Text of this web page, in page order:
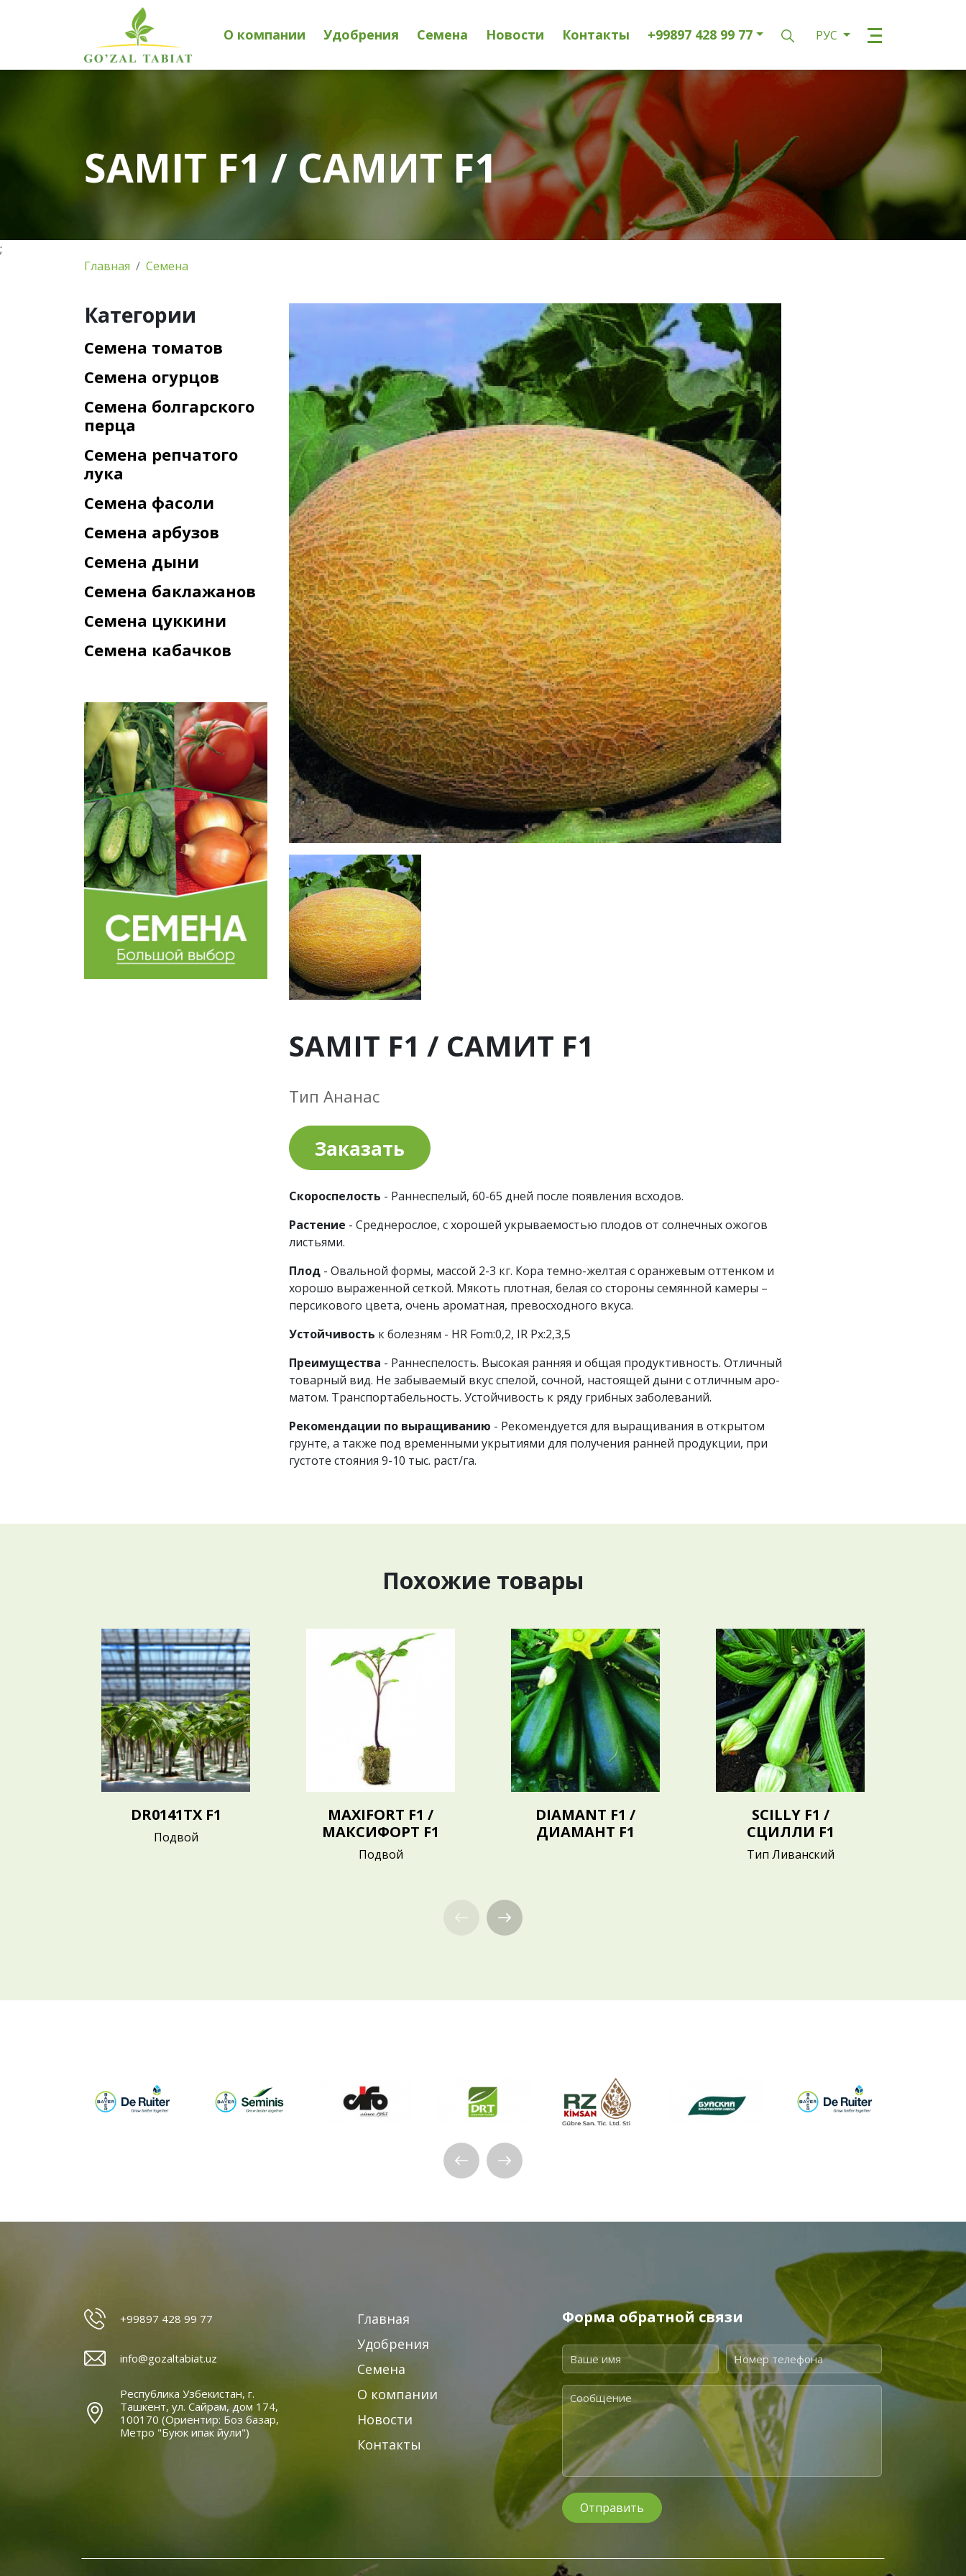
О компании Удобрения Семена Новости Контакты +99897 428 99 77 РУС
SAMIT F1 / САМИТ F1
;
Главная
Семена
SAMIT F1 / САМИТ F1
Тип Ананас
Заказать
Скороспелость - Раннеспелый, 60-65 дней после появления всходов.
Растение - Среднерослое, с хорошей укрываемостью плодов от солнечных ожогов
листьями.
Плод - Овальной формы, массой 2-3 кг. Кора темно-желтая с оранжевым оттенком и
хорошо выраженной сеткой. Мякоть плотная, белая со стороны семянной камеры –
персикового цвета, очень ароматная, превосходного вкуса.
Устойчивость к болезням - HR Fom:0,2, IR Px:2,3,5
Преимущества - Раннеспелость. Высокая ранняя и общая продуктивность. Отличный
товарный вид. Не забываемый вкус спелой, сочной, настоящей дыни с отличным аро-
матом. Транспортабельность. Устойчивость к ряду грибных заболеваний.
Рекомендации по выращиванию - Рекомендуется для выращивания в открытом
грунте, а также под временными укрытиями для получения ранней продукции, при
густоте стояния 9-10 тыс. раст/га.
Категории
Семена томатов
Семена огурцов
Семена болгарского
перца
Семена репчатого
лука
Семена фасоли
Семена арбузов
Семена дыни
Семена баклажанов
Семена цуккини
Семена кабачков
Похожие товары
DR0141TX F1
Подвой
MAXIFORT F1 /
МАКСИФОРТ F1
Подвой
DIAMANT F1 /
ДИАМАНТ F1
SCILLY F1 /
СЦИЛЛИ F1
Тип Ливанский
+99897 428 99 77
info@gozaltabiat.uz
Республика Узбекистан, г.
Ташкент, ул. Сайрам, дом 174,
100170 (Ориентир: Боз базар,
Метро "Буюк ипак йули")
Главная
Удобрения
Семена
О компании
Новости
Контакты
Форма обратной связи
Отправить